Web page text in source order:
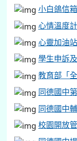
小白鴿信箱
心情溫度
心靈加油站
學生申訴
教育部「
同德國中
同德國中
校園開放